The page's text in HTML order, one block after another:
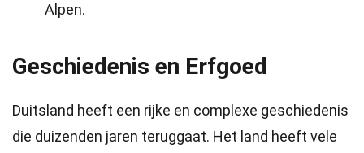
Alpen.
Geschiedenis en Erfgoed
Duitsland heeft een rijke en complexe geschiedenis
die duizenden jaren teruggaat. Het land heeft vele